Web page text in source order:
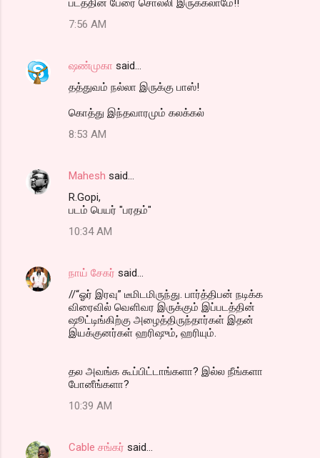
7:56 AM
ஷண்முகா said…
தத்துவம் நல்லா இருக்கு பாஸ்!
கொத்து இந்தவாரமும் கலக்கல்
8:53 AM
Mahesh said…
R.Gopi,
படம் பெயர் "பரதம்"
10:34 AM
நாய் சேகர் said…
//“ஓர் இரவு” டீமிடமிருந்து. பார்த்திபன் நடிக்க
விரைவில் வெளிவர இருக்கும் இப்படத்தின்
ஷூட்டிங்கிற்கு அழைத்திருந்தார்கள் இதன்
இயக்குனர்கள் ஹரிஷும், ஹரியும்.
தல அவங்க கூப்பிட்டாங்களா? இல்ல நீங்களா
போனீங்களா?
10:39 AM
Cable சங்கர் said…